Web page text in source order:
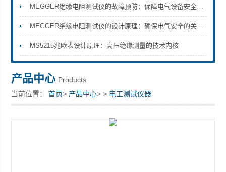
MEGGER绝缘电阻测试仪的故障预防：保障电气设备安全的重要措施
MEGGER绝缘电阻测试仪的设计原理：确保电气安全的关键工具
MS5215兆欧表设计原理：高压绝缘测量的技术内核
产品中心 Products
当前位置：首页> 产品中心> > 电工测试仪器